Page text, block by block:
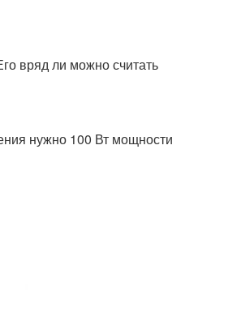
вряд ли можно считать
нужно 100 Вт мощности